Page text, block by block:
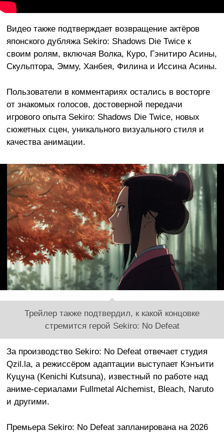
Видео также подтверждает возвращение актёров
японского дубляжа Sekiro: Shadows Die Twice к
своим ролям, включая Волка, Куро, Гэнитиро Асины,
Скульптора, Эмму, Ханбея, Филина и Иссина Асины.
Пользователи в комментариях остались в восторге
от знакомых голосов, достоверной передачи
игрового опыта Sekiro: Shadows Die Twice, новых
сюжетных сцен, уникального визуального стиля и
качества анимации.
Трейлер также подтвердил, к какой концовке
стремится герой Sekiro: No Defeat
За производство Sekiro: No Defeat отвечает студия
Qzil.la, а режиссёром адаптации выступает Кэнъити
Куцуна (Kenichi Kutsuna), известный по работе над
аниме-сериалами Fullmetal Alchemist, Bleach, Naruto
и другими.
Премьера Sekiro: No Defeat запланирована на 2026